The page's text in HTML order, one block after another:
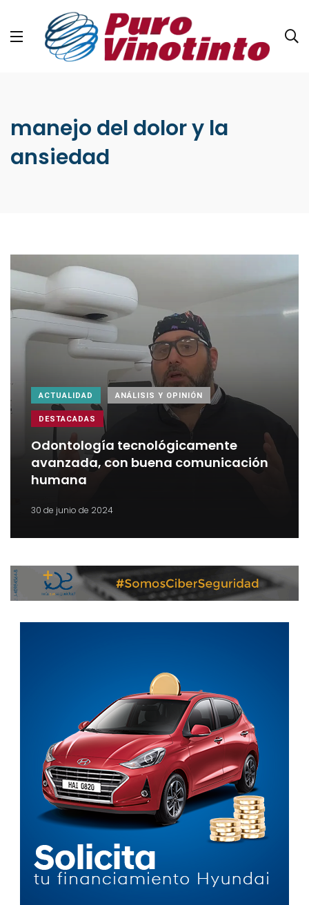
manejo del dolor y la
ansiedad
ACTUALIDAD ANÁLISIS Y OPINIÓN
DESTACADAS
Odontología tecnológicamente
avanzada, con buena comunicación
humana
30 de junio de 2024